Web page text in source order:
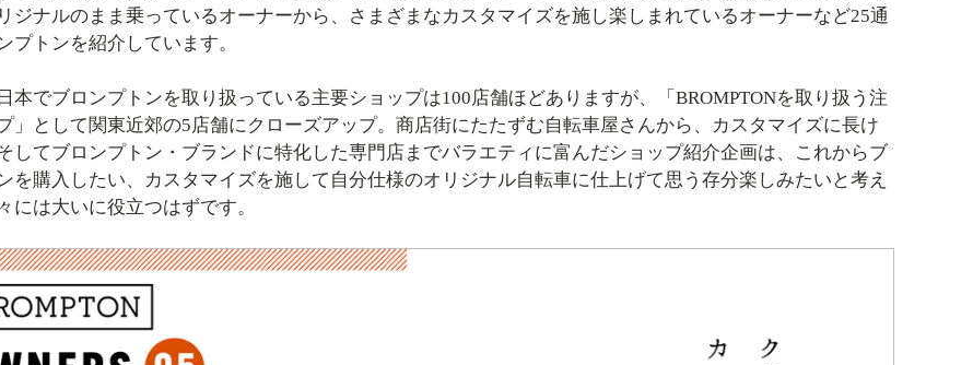
ジナルのまま乗っているオーナーから、さまざまなカスタマイズを施し楽しまれているオーナーなど25通
プトンを紹介しています。
本でブロンプトンを取り扱っている主要ショップは100店舗ほどありますが、「BROMPTONを取り扱う注
」として関東近郊の5店舗にクローズアップ。商店街にたたずむ自転車屋さんから、カスタマイズに長け
してブロンプトン・ブランドに特化した専門店までバラエティに富んだショップ紹介企画は、これからブ
を購入したい、カスタマイズを施して自分仕様のオリジナル自転車に仕上げて思う存分楽しみたいと考え
には大いに役立つはずです。